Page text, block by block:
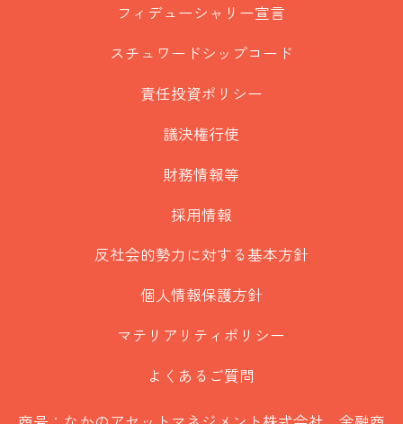
フィデューシャリー宣言
スチュワードシップコード
責任投資ポリシー
議決権行使
財務情報等
採用情報
反社会的勢力に対する基本方針
個人情報保護方針
マテリアリティポリシー
よくあるご質問